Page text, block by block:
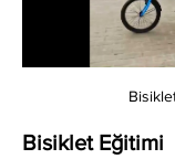
Bisiklet Eğitimi